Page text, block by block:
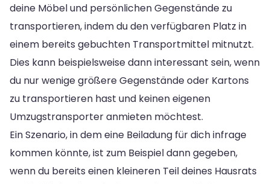
deine Möbel und persönlichen Gegenstände zu
transportieren, indem du den verfügbaren Platz in
einem bereits gebuchten Transportmittel mitnutzt.
Dies kann beispielsweise dann interessant sein, wenn
du nur wenige größere Gegenstände oder Kartons
zu transportieren hast und keinen eigenen
Umzugstransporter anmieten möchtest.
Ein Szenario, in dem eine Beiladung für dich infrage
kommen könnte, ist zum Beispiel dann gegeben,
wenn du bereits einen kleineren Teil deines Hausrats